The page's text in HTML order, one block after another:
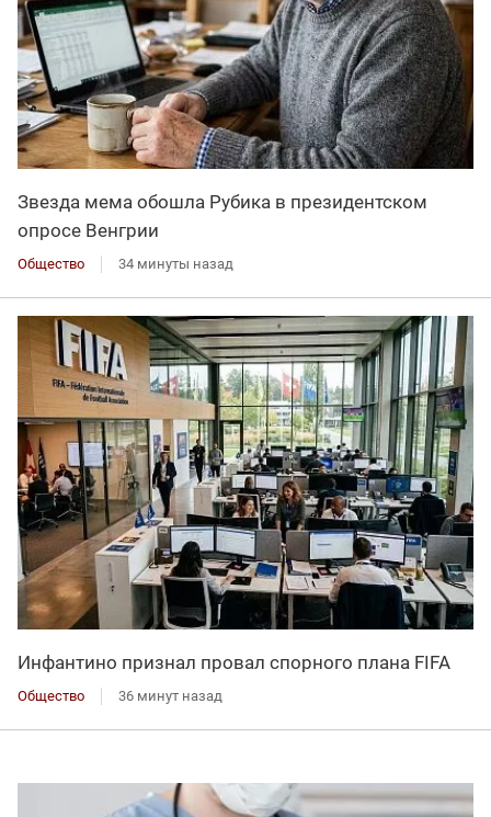
Звезда мема обошла Рубика в президентском
опросе Венгрии
Общество 34 минуты назад
Инфантино признал провал спорного плана FIFA
Общество 36 минут назад